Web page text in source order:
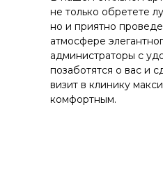
не только обретете
но и приятно
атмосфере
администраторы с
позаботятся о вас и
визит в клинику
комфортным.